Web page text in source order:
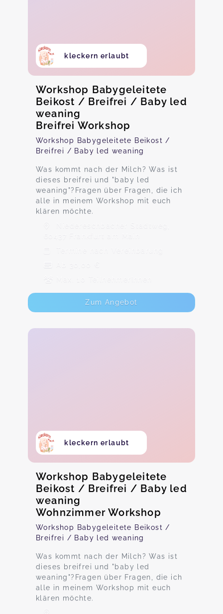
kleckern erlaubt
Workshop Babygeleitete
Beikost / Breifrei / Baby led
weaning
Breifrei Workshop
Workshop Babygeleitete Beikost /
Breifrei / Baby led weaning
Was kommt nach der Milch? Was ist
dieses breifrei und "baby led
weaning"?Fragen über Fragen, die ich
alle in meinem Workshop mit euch
klären möchte.
Niedereschbacher Stadtweg,
60437 Frankfurt am Main
Termine nach Vereinbarung
Ab 30,00 €
Max. 10 TeilnehmerInnen
Zum Angebot
kleckern erlaubt
Workshop Babygeleitete
Beikost / Breifrei / Baby led
weaning
Wohnzimmer Workshop
Workshop Babygeleitete Beikost /
Breifrei / Baby led weaning
Was kommt nach der Milch? Was ist
dieses breifrei und "baby led
weaning"?Fragen über Fragen, die ich
alle in meinem Workshop mit euch
klären möchte.